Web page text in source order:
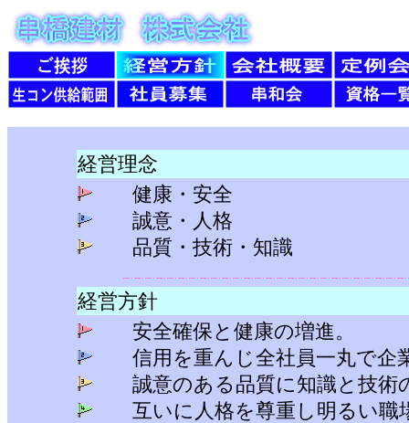
経営理念
健康・安全
誠意・人格
品質・技術・知識
経営方針
安全確保と健康の増進。
信用を重んじ全社員一丸で企
誠意のある品質に知識と技術
互いに人格を尊重し明るい職